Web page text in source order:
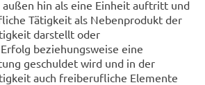
hin als eine Einheit auftritt und
Tätigkeit als Nebenprodukt der
darstellt oder
beziehungsweise eine
geschuldet wird und in der
auch freiberufliche Elemente